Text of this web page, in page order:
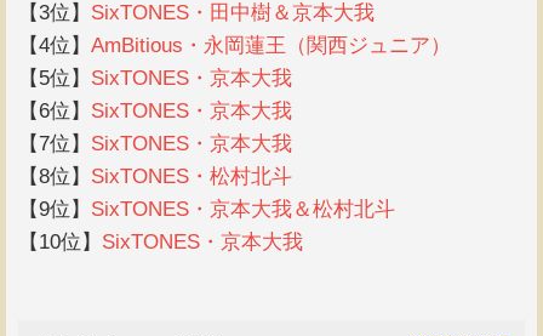
【3位】 SixTONES・田中樹＆京本大我
【4位】 AmBitious・永岡蓮王（関西ジュニア）
【5位】 SixTONES・京本大我
【6位】 SixTONES・京本大我
【7位】 SixTONES・京本大我
【8位】 SixTONES・松村北斗
【9位】 SixTONES・京本大我＆松村北斗
【10位】 SixTONES・京本大我